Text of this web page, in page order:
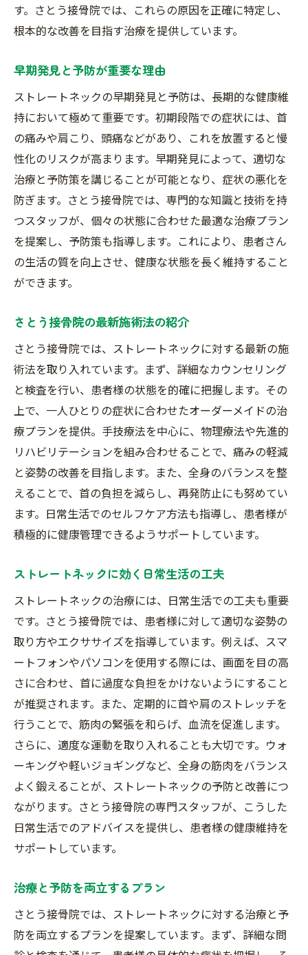
す。さとう接骨院では、これらの原因を正確に特定し、
根本的な改善を目指す治療を提供しています。
早期発見と予防が重要な理由
ストレートネックの早期発見と予防は、長期的な健康維
持において極めて重要です。初期段階での症状には、首
の痛みや肩こり、頭痛などがあり、これを放置すると慢
性化のリスクが高まります。早期発見によって、適切な
治療と予防策を講じることが可能となり、症状の悪化を
防ぎます。さとう接骨院では、専門的な知識と技術を持
つスタッフが、個々の状態に合わせた最適な治療プラン
を提案し、予防策も指導します。これにより、患者さん
の生活の質を向上させ、健康な状態を長く維持すること
ができます。
さとう接骨院の最新施術法の紹介
さとう接骨院では、ストレートネックに対する最新の施
術法を取り入れています。まず、詳細なカウンセリング
と検査を行い、患者様の状態を的確に把握します。その
上で、一人ひとりの症状に合わせたオーダーメイドの治
療プランを提供。手技療法を中心に、物理療法や先進的
リハビリテーションを組み合わせることで、痛みの軽減
と姿勢の改善を目指します。また、全身のバランスを整
えることで、首の負担を減らし、再発防止にも努めてい
ます。日常生活でのセルフケア方法も指導し、患者様が
積極的に健康管理できるようサポートしています。
ストレートネックに効く日常生活の工夫
ストレートネックの治療には、日常生活での工夫も重要
です。さとう接骨院では、患者様に対して適切な姿勢の
取り方やエクササイズを指導しています。例えば、スマ
ートフォンやパソコンを使用する際には、画面を目の高
さに合わせ、首に過度な負担をかけないようにすること
が推奨されます。また、定期的に首や肩のストレッチを
行うことで、筋肉の緊張を和らげ、血流を促進します。
さらに、適度な運動を取り入れることも大切です。ウォ
ーキングや軽いジョギングなど、全身の筋肉をバランス
よく鍛えることが、ストレートネックの予防と改善につ
ながります。さとう接骨院の専門スタッフが、こうした
日常生活でのアドバイスを提供し、患者様の健康維持を
サポートしています。
治療と予防を両立するプラン
さとう接骨院では、ストレートネックに対する治療と予
防を両立するプランを提案しています。まず、詳細な問